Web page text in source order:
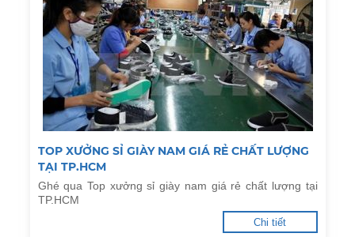
TOP XƯỞNG SỈ GIÀY NAM GIÁ RẺ CHẤT LƯỢNG
TẠI TP.HCM
Ghé qua Top xưởng sỉ giày nam giá rẻ chất lượng tại
TP.HCM
Chi tiết